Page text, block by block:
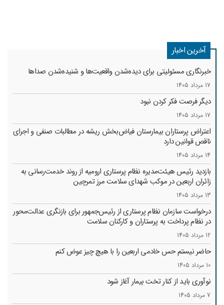
آخرین اخبار
خبرنگاری مسئولیتی برای دیده‌شدن واقعیت‌ها و شنیده‌شدن صداها
17 مرداد 1405
دیگر فرصت فکر کردن نبود
17 مرداد 1405
اعتراض پرستاران بیمارستان فیاض‌بخش ریشه در مطالبات صنفی و اجرای
ناقص قوانین دارد
14 مرداد 1405
بازدید رئیس هیئت‌مدیره نظام پرستاری ارومیه از روند خدمت‌رسانی به
زائران اربعین در موکب شهدای سلامت مرز تمرچین
13 مرداد 1405
درخواست سازمان نظام پرستاری از رئیس‌جمهور برای بازنگری عدالت‌محور
در نظام پرداخت به پرستاران و کارکنان سلامت
12 مرداد 1405
حاضر نیستم حس خادمی اربعین را با هیچ چیز عوض کنم
10 مرداد 1405
نوآوری باید از کنار تخت بیمار آغاز شود
7 مرداد 1405